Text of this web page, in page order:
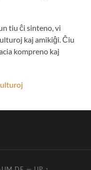
tiu ĉi sinteno, vi
kaj amikiĝi. Ĉiu
kompreno kaj